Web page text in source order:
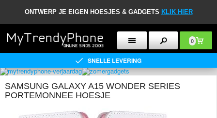
ONTWERP JE EIGEN HOESJES & GADGETS KLIK HIER
0
SNELLE LEVERING
SAMSUNG GALAXY A15 WONDER SERIES
PORTEMONNEE HOESJE